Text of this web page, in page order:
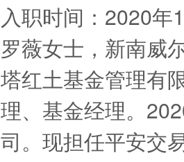
入职时间：2020年
罗薇女士，新南威
塔红土基金管理有
理、基金经理。
司。现担任平安交